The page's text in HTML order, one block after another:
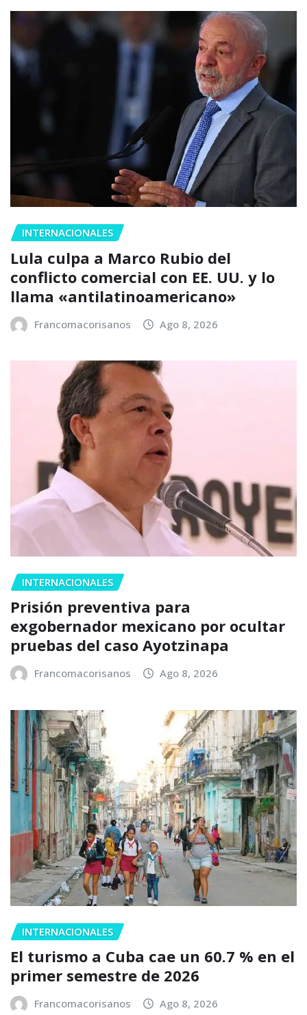
INTERNACIONALES
Lula culpa a Marco Rubio del
conflicto comercial con EE. UU. y lo
llama «antilatinoamericano»
Francomacorisanos Ago 8, 2026
INTERNACIONALES
Prisión preventiva para
exgobernador mexicano por ocultar
pruebas del caso Ayotzinapa
Francomacorisanos Ago 8, 2026
INTERNACIONALES
El turismo a Cuba cae un 60.7 % en el
primer semestre de 2026
Francomacorisanos Ago 8, 2026